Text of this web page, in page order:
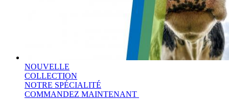
NOUVELLE
COLLECTION
NOTRE SPÉCIALITÉ
COMMANDEZ MAINTENANT